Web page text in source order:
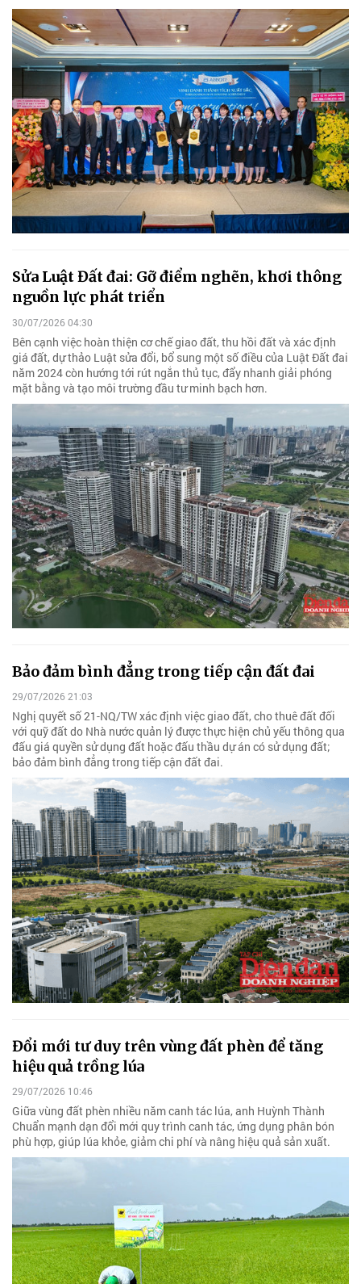
Sửa Luật Đất đai: Gỡ điểm nghẽn, khơi thông
nguồn lực phát triển
30/07/2026 04:30
Bên cạnh việc hoàn thiện cơ chế giao đất, thu hồi đất và xác định
giá đất, dự thảo Luật sửa đổi, bổ sung một số điều của Luật Đất đai
năm 2024 còn hướng tới rút ngắn thủ tục, đẩy nhanh giải phóng
mặt bằng và tạo môi trường đầu tư minh bạch hơn.
Bảo đảm bình đẳng trong tiếp cận đất đai
29/07/2026 21:03
Nghị quyết số 21-NQ/TW xác định việc giao đất, cho thuê đất đối
với quỹ đất do Nhà nước quản lý được thực hiện chủ yếu thông qua
đấu giá quyền sử dụng đất hoặc đấu thầu dự án có sử dụng đất;
bảo đảm bình đẳng trong tiếp cận đất đai.
Đổi mới tư duy trên vùng đất phèn để tăng
hiệu quả trồng lúa
29/07/2026 10:46
Giữa vùng đất phèn nhiều năm canh tác lúa, anh Huỳnh Thành
Chuẩn mạnh dạn đổi mới quy trình canh tác, ứng dụng phân bón
phù hợp, giúp lúa khỏe, giảm chi phí và nâng hiệu quả sản xuất.